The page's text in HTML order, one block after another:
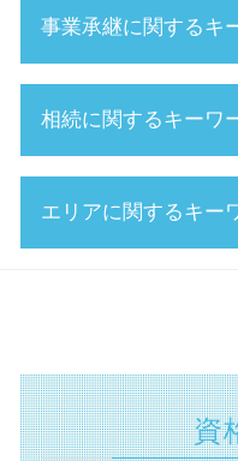
経営 計画 作り方
中小会計要領 とは
財務 分析
認定経営革新等支
経営革新等支援機
認定 支援 機関 検
中小企業経営力強
合同会社 税金
個人事業主 法人化
商号 とは
会社設立 費用
起業 資本金
株式 会社 定款
定款 事業 目的 と
法人化 メリット
ベンチャー 資金調
中小企業省エネ 補
トライアル雇用助
補助金適化法 とは
履歴事項全部証明
創業 助成金 とは
創業補助金 とは
両立支援等助成金
補助金 交付申請書
事業承継に関するキ
自社株 評価
事業 譲渡 とは
技術 提携 とは
株式 移転 とは
自己 株式 とは
m&a 株式 譲渡
会社 分割
相続に関するキーワ
相続 放棄 とは
遺産 分割
抵当権設定 登記
相続 種類
相続法 改正
エリアに関するキー
起業支援 横浜市
補助金申請 相模原
事業承継 川崎市資